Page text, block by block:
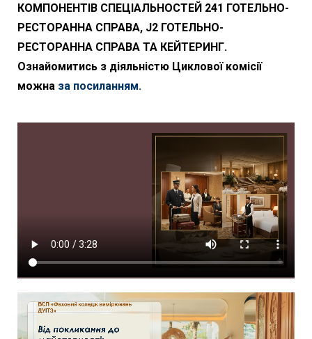
КОМПОНЕНТІВ СПЕЦІАЛЬНОСТЕЙ 241 ГОТЕЛЬНО-
РЕСТОРАННА СПРАВА, J2 ГОТЕЛЬНО-
РЕСТОРАННА СПРАВА ТА КЕЙТЕРИНГ.
Ознайомитись з діяльністю Циклової комісії
можна за посиланням.